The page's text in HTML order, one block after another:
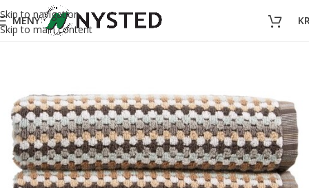
Skip to navigation
Skip to main content
MENY